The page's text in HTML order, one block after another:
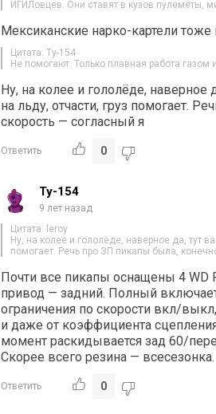
ИГИЛовцев. Они ставят в кузов пулемёты,
Мексиканские нарко-картели
Цитата: Ty-154
Не помогают. Только плавная работа
Ну, на колее и гололёде, наверное
на льду, отчасти, груз помогает.
скорость — согласный я
Ответить 0
Ty-154
9 лет назад
Цитата: leroy
Ну, на колее и гололёде, наверное да, тут
помогает. Речь про ЗП пикапы была,
Почти все пикапы оснащены 4 WD
привод — задний. Полный
ограничения по скорости вкл/
и даже от коэффициента
момент раскидывается зад 60/
Скорее всего резина — всесезонка.
Ответить 0